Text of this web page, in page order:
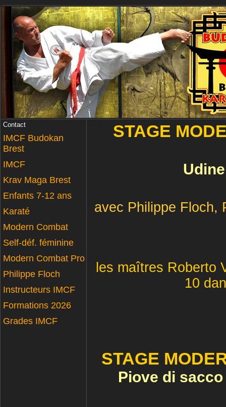
Contact
IMCF Budokan
Brest
IMCF
Krav Maga Brest
Enfants 7-12 ans
Karaté
Modern Combat
Self-déf. féminine
Modern Combat Pro
Philippe Floch
Instructeurs IMCF
Formations 2026
Grades IMCF
STAGE
avec Philippe Floch,
les maîtres Roberto
10
STAGE
Piove di sacco